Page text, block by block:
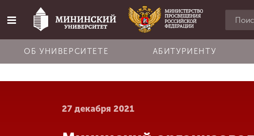
Главная
Об университете
ОБ УНИВЕРСИТЕТЕ АБИТУРИЕНТУ
27 декабря 2021